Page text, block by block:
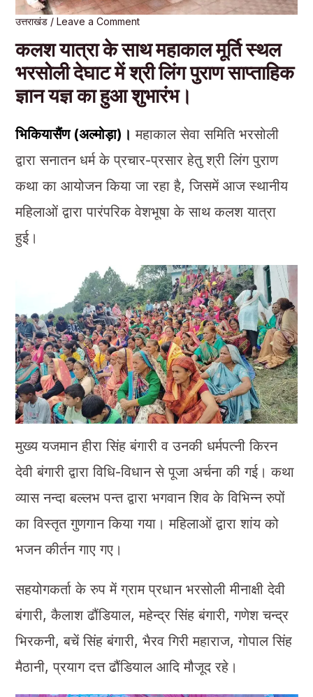
उत्तराखंड/ Leave a Comment
कलश यात्रा के साथ महाकाल मूर्ति स्थल
भरसोली देघाट में श्री लिंग पुराण साप्ताहिक
ज्ञान यज्ञ का हुआ शुभारंभ।
भिकियासैंण (अल्मोड़ा)। महाकाल सेवा समिति भरसोली
द्वारा सनातन धर्म के प्रचार-प्रसार हेतु श्री लिंग पुराण
कथा का आयोजन किया जा रहा है, जिसमें आज स्थानीय
महिलाओं द्वारा पारंपरिक वेशभूषा के साथ कलश यात्रा
हुई।
मुख्य यजमान हीरा सिंह बंगारी व उनकी धर्मपत्नी किरन
देवी बंगारी द्वारा विधि-विधान से पूजा अर्चना की गई। कथा
व्यास नन्दा बल्लभ पन्त द्वारा भगवान शिव के विभिन्न रुपों
का विस्तृत गुणगान किया गया। महिलाओं द्वारा शांय को
भजन कीर्तन गाए गए।
सहयोगकर्ता के रुप में ग्राम प्रधान भरसोली मीनाक्षी देवी
बंगारी, कैलाश ढौंडियाल, महेन्द्र सिंह बंगारी, गणेश चन्द्र
भिरकनी, बचें सिंह बंगारी, भैरव गिरी महाराज, गोपाल सिंह
मैठानी, प्रयाग दत्त ढौंडियाल आदि मौजूद रहे।